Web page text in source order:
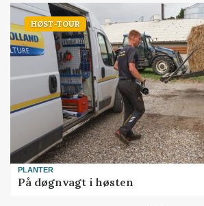
HØST-TOUR
PLANTER
På døgnvagt i høsten